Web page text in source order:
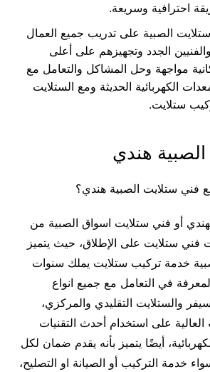
احترافية وسريعة.
الصبية على تدريب جميع العمال
الجدد وتجهيزهم على أعلى
مواجهة وحل المشاكل والتعامل مع
الكهربائية الحديثة ومع الستلايت
ستلايت.
هندي
فني ستلايت الصبية هندي؟
أو فني ستلايت اسواق الصبية من
فني ستلايت على الإطلاق، حيث يتميز
خدمة تركيب ستلايت يملك سنوات
في التعامل مع جميع انواع
والستلايت التقليدي والمركزي،
العالية على استخدام أحدث التقنيات
أيضًا يتميز بأنه يقدم ضمان لكل
خدمة التركيب أو الصيانة او التصليح،